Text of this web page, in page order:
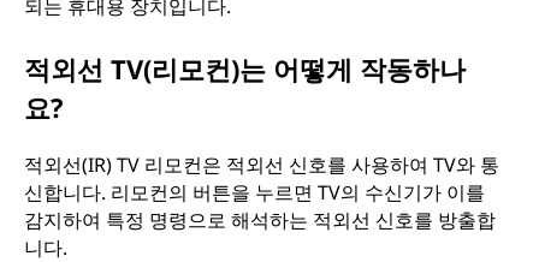
되는 휴대용 장치입니다.
적외선 TV(리모컨)는 어떻게 작동하나
요?
적외선(IR) TV 리모컨은 적외선 신호를 사용하여 TV와 통
신합니다. 리모컨의 버튼을 누르면 TV의 수신기가 이를
감지하여 특정 명령으로 해석하는 적외선 신호를 방출합
니다.